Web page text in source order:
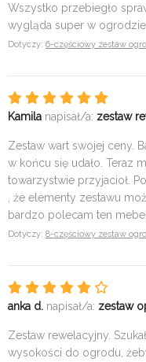
Wszystko przebiegło
wygląda super w ogrodzie.
Dotyczy: 6-częściowy zestaw
Kamila napisał/a: zestaw
Zestaw wart swojej ceny.
w końcu się udało. Teraz
towarzystwie przyjacioł.
, że elementy zestawu
bardzo polecam ten mebel.
Dotyczy: 8-częściowy zestaw
anka d. napisał/a: zestaw
Zestaw rewelacyjny.
wysokości do ogrodu,